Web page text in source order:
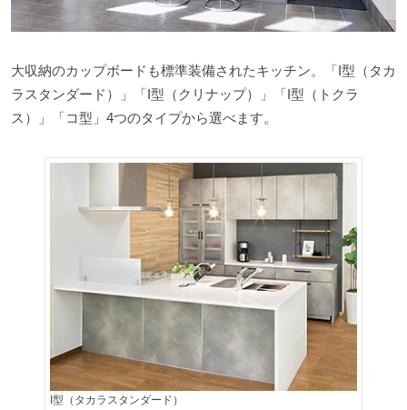
大収納のカップボードも標準装備されたキッチン。「I型（タカ
ラスタンダード）」「I型（クリナップ）」「I型（トクラ
ス）」「コ型」4つのタイプから選べます。
I型（タカラスタンダード）